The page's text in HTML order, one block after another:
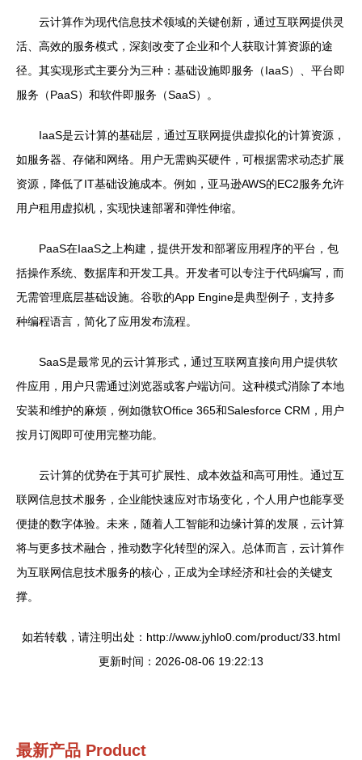
云计算作为现代信息技术领域的关键创新，通过互联网提供灵
活、高效的服务模式，深刻改变了企业和个人获取计算资源的途
径。其实现形式主要分为三种：基础设施即服务（IaaS）、平台即
服务（PaaS）和软件即服务（SaaS）。
IaaS是云计算的基础层，通过互联网提供虚拟化的计算资源，
如服务器、存储和网络。用户无需购买硬件，可根据需求动态扩展
资源，降低了IT基础设施成本。例如，亚马逊AWS的EC2服务允许
用户租用虚拟机，实现快速部署和弹性伸缩。
PaaS在IaaS之上构建，提供开发和部署应用程序的平台，包
括操作系统、数据库和开发工具。开发者可以专注于代码编写，而
无需管理底层基础设施。谷歌的App Engine是典型例子，支持多
种编程语言，简化了应用发布流程。
SaaS是最常见的云计算形式，通过互联网直接向用户提供软
件应用，用户只需通过浏览器或客户端访问。这种模式消除了本地
安装和维护的麻烦，例如微软Office 365和Salesforce CRM，用户
按月订阅即可使用完整功能。
云计算的优势在于其可扩展性、成本效益和高可用性。通过互
联网信息技术服务，企业能快速应对市场变化，个人用户也能享受
便捷的数字体验。未来，随着人工智能和边缘计算的发展，云计算
将与更多技术融合，推动数字化转型的深入。总体而言，云计算作
为互联网信息技术服务的核心，正成为全球经济和社会的关键支
撑。
如若转载，请注明出处：http://www.jyhlo0.com/product/33.html
更新时间：2026-08-06 19:22:13
最新产品 Product